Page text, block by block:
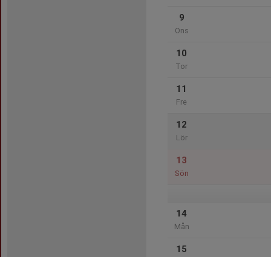
9
Ons
10
Tor
11
Fre
12
Lör
13
Sön
14
Mån
15